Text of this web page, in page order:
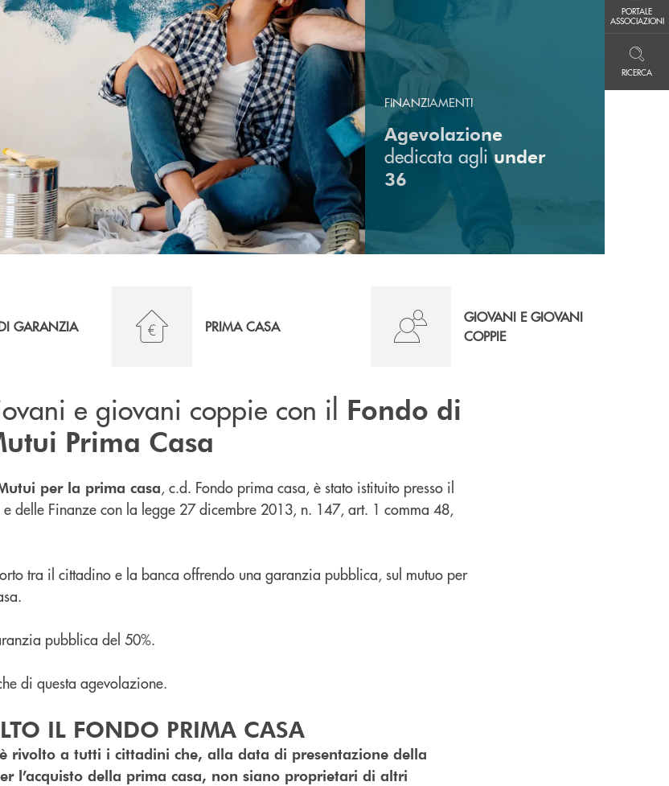
PORTALE
ASSOCIAZIONI
PORTALE ASSOCIAZIONI
RICERCA
FINANZIAMENTI
Agevolazione
dedicata agliunder
36
GARANZIA PRIMA CASA
GIOVANI E GIOVANI
COPPIE
e giovani coppie con il Fondo di
Prima Casa
per la prima casa, c.d. Fondo prima casa, è stato istituito presso il
e delle Finanze con la legge 27 dicembre 2013, n. 147, art. 1 comma 48,
tra il cittadino e la banca offrendo una garanzia pubblica, sul mutuo per
pubblica del 50%.
di questa agevolazione.
IL FONDO PRIMA CASA
rivolto a tutti i cittadini che, alla data di presentazione della
l’acquisto della prima casa, non siano proprietari di altri